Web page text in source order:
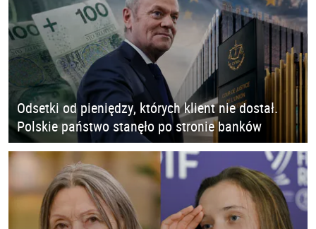
Odsetki od pieniędzy, których klient nie dostał.
Polskie państwo stanęło po stronie banków